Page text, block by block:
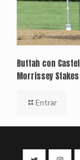
Buttah con
Morrissey Stakes
Entrar